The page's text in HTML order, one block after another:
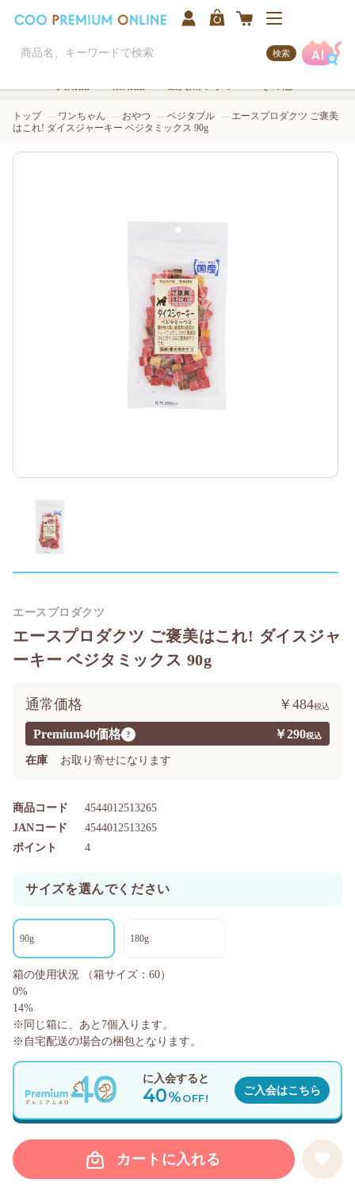
検索
トップ ワンちゃん おやつ ベジタブル
エースプロダクツ ご褒美
はこれ! ダイスジャーキー ベジタミックス 90g
エースプロダクツ ご褒美はこれ! ダイスジャ
ーキー ベジタミックス 90g
Premium40価格 ? ￥290
通常価格 ￥484
在庫 お取り寄せになります
商品コード 4544012513265
ポイント 4
JANコード 4544012513265
サイズを選んでください
90g 180g
カートに入れる
エースプロダクツ
に入会すると
40%OFF!
ご入会はこちら
箱の使用状況
（箱サイズ：60）
0%
14%
※同じ箱に、あと 7個入ります。
※自宅配送の場合の梱包となります。